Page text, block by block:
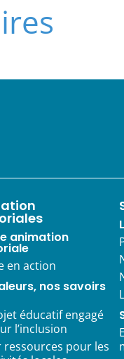
animation
en action
nos savoirs
éducatif engagé
l’inclusion
ressources pour les